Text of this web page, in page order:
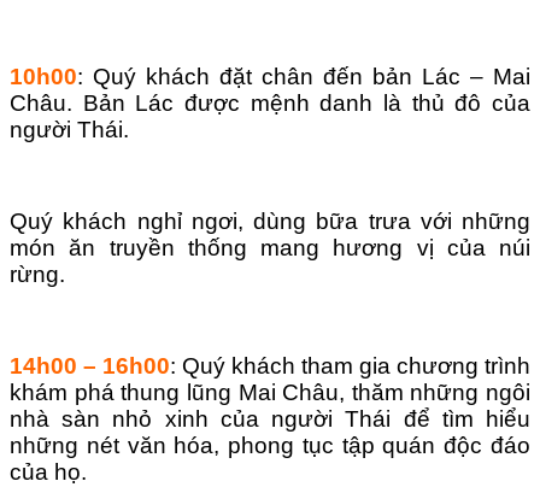
10h00: Quý khách đặt chân đến bản Lác – Mai
Châu. Bản Lác được mệnh danh là thủ đô của
người Thái.
Quý khách nghỉ ngơi, dùng bữa trưa với những
món ăn truyền thống mang hương vị của núi
rừng.
14h00 – 16h00: Quý khách tham gia chương trình
khám phá thung lũng Mai Châu, thăm những ngôi
nhà sàn nhỏ xinh của người Thái để tìm hiểu
những nét văn hóa, phong tục tập quán độc đáo
của họ.